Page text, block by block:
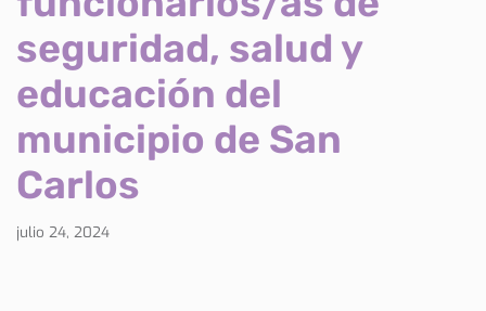
seguridad, salud y
educación del
municipio de San
Carlos
julio 24, 2024